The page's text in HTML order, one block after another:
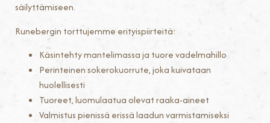
säilyttämiseen.
Runebergin torttujemme erityispiirteitä:
Käsintehty mantelimassa ja tuore vadelmahillo
Perinteinen sokerokuorrute, joka kuivataan
huolellisesti
Tuoreet, luomulaatua olevat raaka-aineet
Valmistus pienissä erissä laadun varmistamiseksi